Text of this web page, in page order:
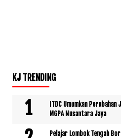
KJ TRENDING
ITDC Umumkan
MGPA Nusantara Jaya
Pelajar Lombok Tengah